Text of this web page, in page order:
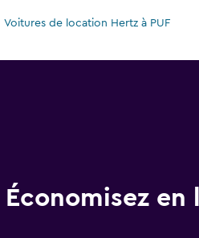
Voitures de location Hertz à PUF
Économisez